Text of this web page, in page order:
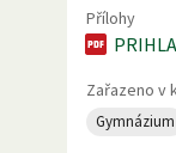
Přílohy
Zařazeno v
Gymnázium